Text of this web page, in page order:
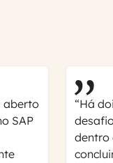
aberto
SAP
“Há
dentro